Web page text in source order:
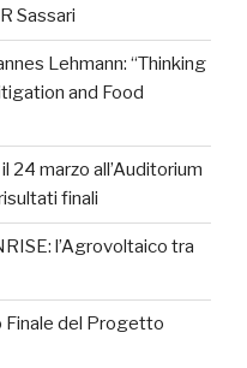
Sassari
Lehmann: “Thinking
and Food
24 marzo all’Auditorium
finali
l’Agrovoltaico tra
Finale del Progetto